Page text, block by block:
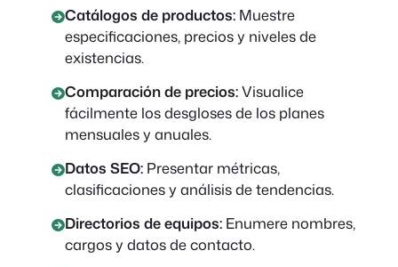
Catálogos de productos:Muestre
especificaciones, precios y niveles de
existencias.
Comparación de precios:Visualice
fácilmente los desgloses de los planes
mensuales y anuales.
Datos SEO:Presentar métricas,
clasificaciones y análisis de tendencias.
Directorios de equipos:Enumere nombres,
cargos y datos de contacto.